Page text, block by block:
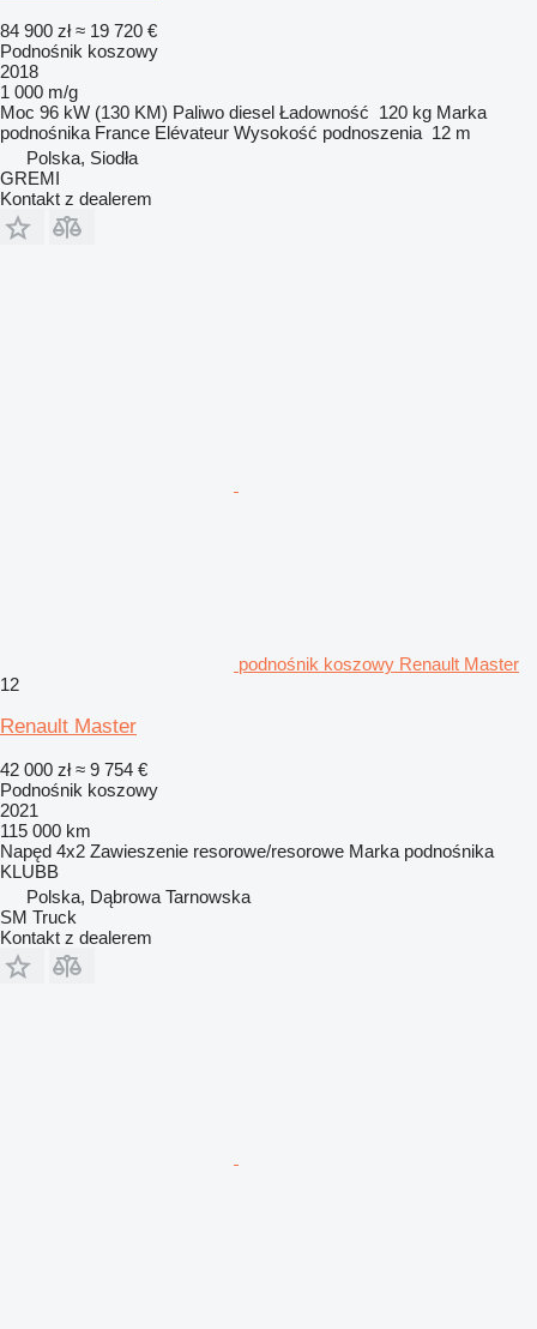
84 900 zł ≈ 19 720 €
Podnośnik koszowy
2018
1 000 m/g
Moc 96 kW (130 KM) Paliwo diesel Ładowność 120 kg Marka
podnośnika France Elévateur Wysokość podnoszenia 12 m
Polska, Siodła
GREMI
Kontakt z dealerem
podnośnik koszowy Renault Master
12
Renault Master
42 000 zł ≈ 9 754 €
Podnośnik koszowy
2021
115 000 km
Napęd 4x2 Zawieszenie resorowe/resorowe Marka podnośnika
KLUBB
Polska, Dąbrowa Tarnowska
SM Truck
Kontakt z dealerem